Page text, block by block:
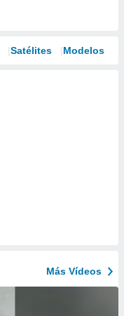
Satélites Modelos
Más Vídeos